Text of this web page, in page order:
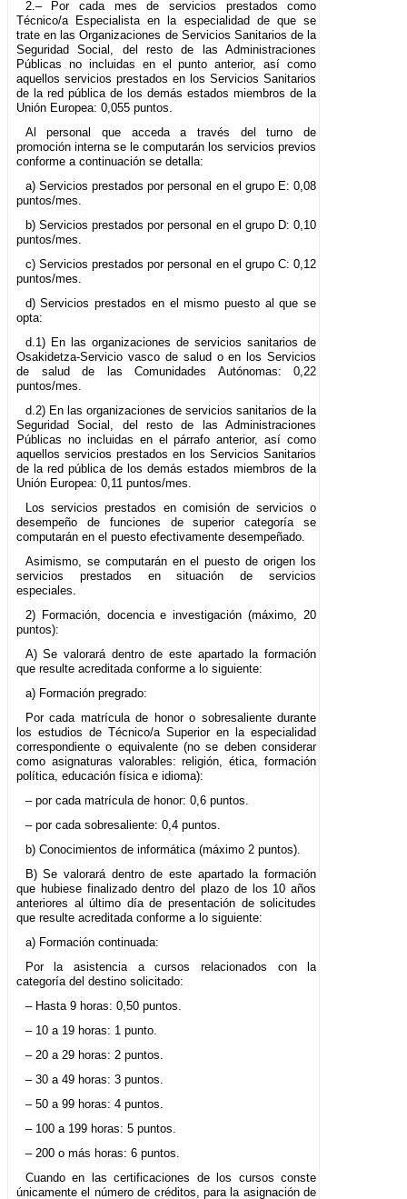
2.– Por cada mes de servicios prestados como
Técnico/a Especialista en la especialidad de que se
trate en las Organizaciones de Servicios Sanitarios de la
Seguridad Social, del resto de las Administraciones
Públicas no incluidas en el punto anterior, así como
aquellos servicios prestados en los Servicios Sanitarios
de la red pública de los demás estados miembros de la
Unión Europea: 0,055 puntos.
Al personal que acceda a través del turno de
promoción interna se le computarán los servicios previos
conforme a continuación se detalla:
a) Servicios prestados por personal en el grupo E: 0,08
puntos/mes.
b) Servicios prestados por personal en el grupo D: 0,10
puntos/mes.
c) Servicios prestados por personal en el grupo C: 0,12
puntos/mes.
d) Servicios prestados en el mismo puesto al que se
opta:
d.1) En las organizaciones de servicios sanitarios de
Osakidetza-Servicio vasco de salud o en los Servicios
de salud de las Comunidades Autónomas: 0,22
puntos/mes.
d.2) En las organizaciones de servicios sanitarios de la
Seguridad Social, del resto de las Administraciones
Públicas no incluidas en el párrafo anterior, así como
aquellos servicios prestados en los Servicios Sanitarios
de la red pública de los demás estados miembros de la
Unión Europea: 0,11 puntos/mes.
Los servicios prestados en comisión de servicios o
desempeño de funciones de superior categoría se
computarán en el puesto efectivamente desempeñado.
Asimismo, se computarán en el puesto de origen los
servicios prestados en situación de servicios
especiales.
2) Formación, docencia e investigación (máximo, 20
puntos):
A) Se valorará dentro de este apartado la formación
que resulte acreditada conforme a lo siguiente:
a) Formación pregrado:
Por cada matrícula de honor o sobresaliente durante
los estudios de Técnico/a Superior en la especialidad
correspondiente o equivalente (no se deben considerar
como asignaturas valorables: religión, ética, formación
política, educación física e idioma):
– por cada matrícula de honor: 0,6 puntos.
– por cada sobresaliente: 0,4 puntos.
b) Conocimientos de informática (máximo 2 puntos).
B) Se valorará dentro de este apartado la formación
que hubiese finalizado dentro del plazo de los 10 años
anteriores al último día de presentación de solicitudes
que resulte acreditada conforme a lo siguiente:
a) Formación continuada:
Por la asistencia a cursos relacionados con la
categoría del destino solicitado:
– Hasta 9 horas: 0,50 puntos.
– 10 a 19 horas: 1 punto.
– 20 a 29 horas: 2 puntos.
– 30 a 49 horas: 3 puntos.
– 50 a 99 horas: 4 puntos.
– 100 a 199 horas: 5 puntos.
– 200 o más horas: 6 puntos.
Cuando en las certificaciones de los cursos conste
únicamente el número de créditos, para la asignación de